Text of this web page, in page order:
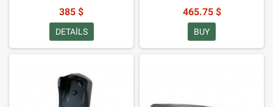
385 $
DETAILS
465.75 $
BUY